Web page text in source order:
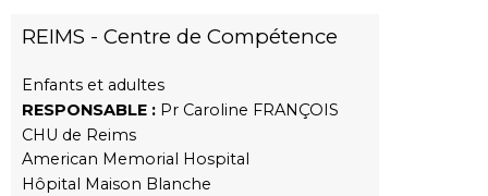
REIMS - Centre de Compétence
Enfants et adultes
RESPONSABLE : Pr Caroline FRANÇOIS
CHU de Reims
American Memorial Hospital
Hôpital Maison Blanche